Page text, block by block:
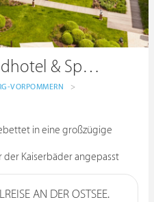
Steigenberger Grandhotel & Spa Heringsdorf
VORPOMMERN
>
in eine großzügige
Kaiserbäder angepasst
AN DER OSTSEE.